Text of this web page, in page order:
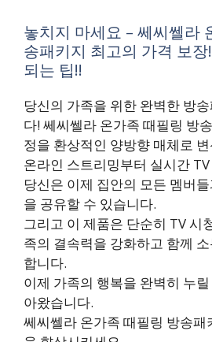
놓치지 마세요 – 쎄씨쎌라
송패키지 최고의 가격 보
되는 팁!!
당신의 가족을 위한 완벽한 방
다! 쎄씨쎌라 온가족 때필링 방
정을 환상적인 양방향 매체로
온라인 스트리밍부터 실시간
당신은 이제 집안의 모든 멤버
을 공유할 수 있습니다.
그리고 이 제품은 단순히 TV 시
족의 결속력을 강화하고 함께
합니다.
이제 가족의 행복을 완벽히 누
아왔습니다.
쎄씨쎌라 온가족 때필링 방송패